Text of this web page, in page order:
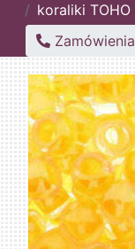
koraliki